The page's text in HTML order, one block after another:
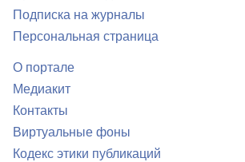
Подписка на журналы
Персональная страница
О портале
Медиакит
Контакты
Виртуальные фоны
Кодекс этики публикаций